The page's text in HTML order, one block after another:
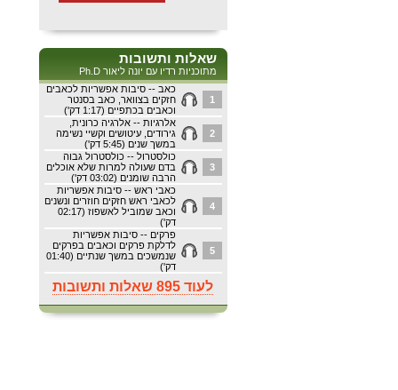
שאלות ותשובות
מתוכניות רדיו עם יונה ליאור Ph.D
כאב -- סיבות אפשריות לכאבים
חזקים בצוואר, כאב בסנטר
וכאבים בכתפיים (1:17 דק')
1
אלרגיות -- אלרגיה כרונית,
גירודים, עיטושים וקשיי נשימה
במשך שנים (5:45 דק')
2
כולסטרול -- כולסטרול גבוה
בדם שעולה למרות שלא אוכלים
הרבה שומנים (03:02 דק')
3
כאבי ראש -- סיבות אפשריות
לכאבי ראש חזקים חוזרים ונשנים
וכאב שמוביל לאשפוז (02:17
דק')
4
פרקים -- סיבות אפשריות
לדלקת פרקים וכאבים בפרקים
שנמשכים במשך שנתיים (01:40
דק')
5
לעוד 895 שאלות ותשובות